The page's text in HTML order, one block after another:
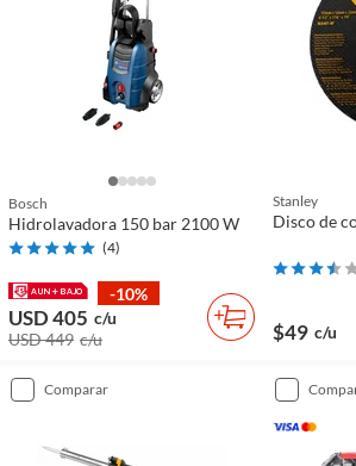
Bosch
Hidrolavadora 150 bar 2100 W
(4)
-10%
USD 405 c/u
USD 449 c/u
Stanley
Disco de
$49 c/u
comparar